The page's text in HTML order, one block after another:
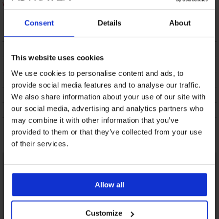
Consent Details About
This website uses cookies
We use cookies to personalise content and ads, to
provide social media features and to analyse our traffic.
We also share information about your use of our site with
our social media, advertising and analytics partners who
may combine it with other information that you’ve
provided to them or that they’ve collected from your use
of their services.
Allow all
Customize
Vacanze Sahara I női
fürdőruha felső
10 860 Ft
Modern bikinifelső
8 790 Ft
Stella Lila női
fürdőruha felső
5 910 Ft
ÁRUCSERE
KEZELÉS ÉS MOSÁS
A MÁRKÁRÓL
Talán tetszeni fog